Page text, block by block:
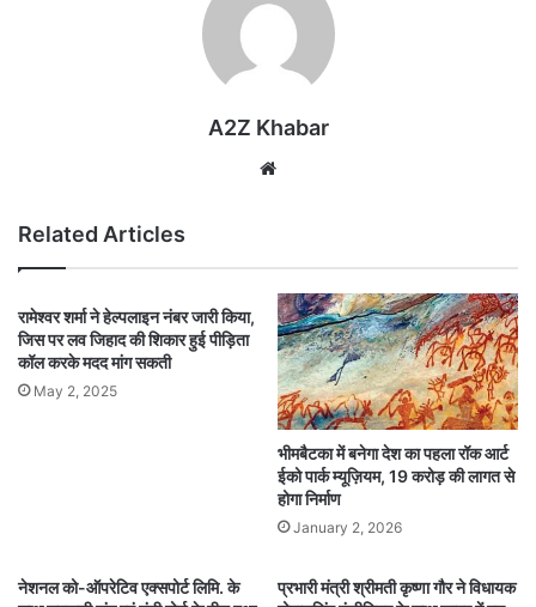
A2Z Khabar
Related Articles
रामेश्वर शर्मा ने हेल्पलाइन नंबर जारी किया,
जिस पर लव जिहाद की शिकार हुई पीड़िता
कॉल करके मदद मांग सकती
May 2, 2025
भीमबैटका में बनेगा देश का पहला रॉक आर्ट
ईको पार्क म्यूज़ियम, 19 करोड़ की लागत से
होगा निर्माण
January 2, 2026
नेशनल को-ऑपरेटिव एक्सपोर्ट लिमि. के
प्रभारी मंत्री श्रीमती कृष्णा गौर ने विधायक